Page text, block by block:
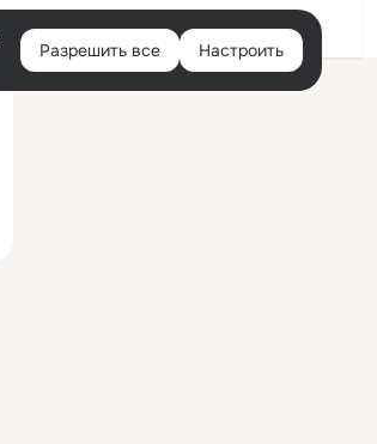
Войти
Разрешить все Настроить